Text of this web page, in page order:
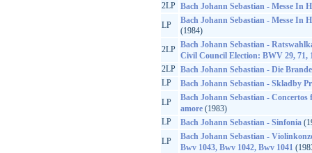
2LP Bach Johann Sebastian - Messe In
LP
Bach Johann Sebastian - Messe In
(1984)
2LP Bach Johann Sebastian -
Civil Council Election: BWV 29, 71,
2LP Bach Johann Sebastian - Die
LP
Bach Johann Sebastian - Skladby
LP
Bach Johann Sebastian - Concertos
amore(1983)
LP
Bach Johann Sebastian - Sinfonia
LP
Bach Johann Sebastian -
Bwv 1043, Bwv 1042, Bwv 1041